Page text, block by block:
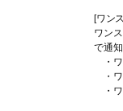
[ワン
ワン
で通知
・ワ
・ワ
・ワ